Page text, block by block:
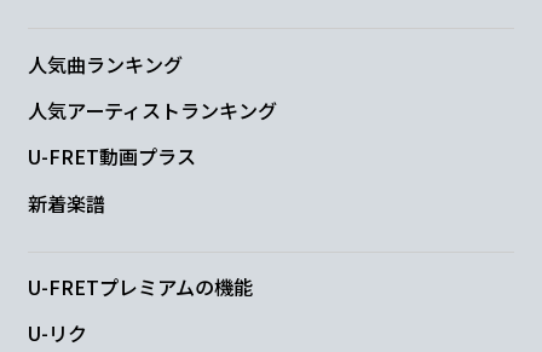
Em A Dsus4
Gmaj7
僕は
Bm
人気曲ランキング
人気アーティストランキング
U-FRET動画プラス
新着楽譜
U-FRETプレミアムの機能
U-リク